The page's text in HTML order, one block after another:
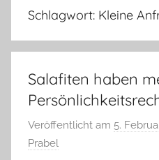
Schlagwort: Kleine
Salafiten haben
Veröffentlicht am 5.
Prabel